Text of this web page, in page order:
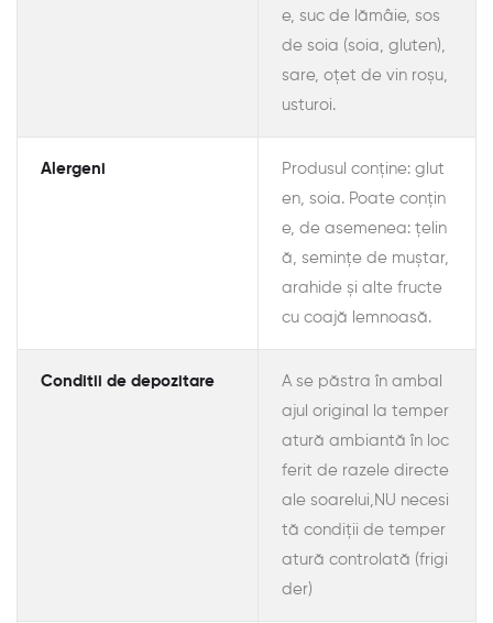
e, suc de lămâie, sos
de soia (soia, gluten),
sare, oțet de vin roșu,
usturoi.
Alergeni
Produsul conține: glut
en, soia. Poate conțin
e, de asemenea: țelin
ă, semințe de muștar,
arahide și alte fructe
cu coajă lemnoasă.
Conditii de depozitare
A se păstra în ambal
ajul original la temper
atură ambiantă în loc
ferit de razele directe
ale soarelui,NU necesi
tă condiții de temper
atură controlată (frigi
der)